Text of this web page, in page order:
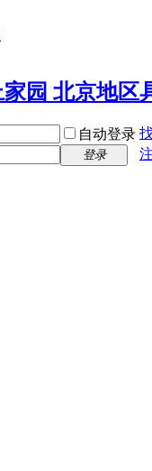
自动登录
登录